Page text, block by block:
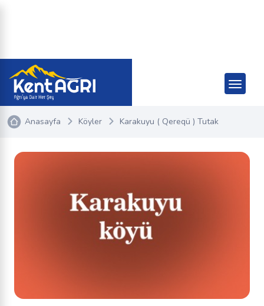
Anasayfa Köyler Karakuyu ( Qereqü ) Tutak